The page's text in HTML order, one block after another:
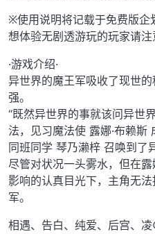
※使用说明将记载于免费版企
想体验无剧透游玩的玩家请注
·游戏介绍·
异世界的魔王军吸收了现世
强。
“既然异世界的事就该问异
法，见习魔法使 露娜·布赖斯
同班同学 琴乃濑梓 召唤到了
尽管对状况一头雾水，但在
影响的认真目光下，主角无
军。
相遇、告白、纯爱、后宫、